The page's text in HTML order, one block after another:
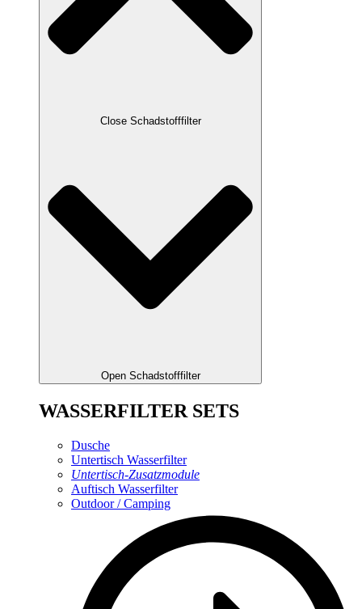
Close Schadstofffilter
Open Schadstofffilter
WASSERFILTER SETS
Dusche
Untertisch Wasserfilter
Untertisch-Zusatzmodule
Auftisch Wasserfilter
Outdoor / Camping